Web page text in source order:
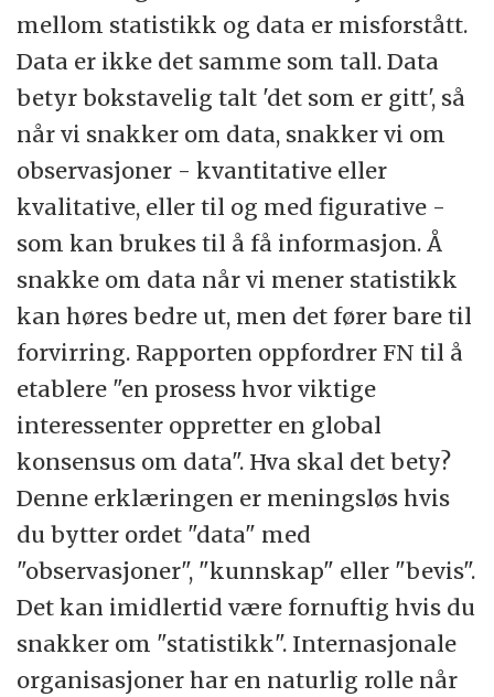
mellom statistikk og data er misforstått.
Data er ikke det samme som tall. Data
betyr bokstavelig talt 'det som er gitt', så
når vi snakker om data, snakker vi om
observasjoner - kvantitative eller
kvalitative, eller til og med figurative -
som kan brukes til å få informasjon. Å
snakke om data når vi mener statistikk
kan høres bedre ut, men det fører bare til
forvirring. Rapporten oppfordrer FN til å
etablere "en prosess hvor viktige
interessenter oppretter en global
konsensus om data". Hva skal det bety?
Denne erklæringen er meningsløs hvis
du bytter ordet "data" med
"observasjoner", "kunnskap" eller "bevis".
Det kan imidlertid være fornuftig hvis du
snakker om "statistikk". Internasjonale
organisasjoner har en naturlig rolle når